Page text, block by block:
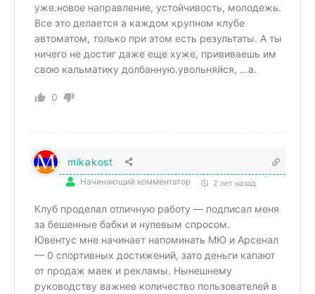
уже.новое направление, устойчивость, молодежь.
Все это делается а каждом крупном клубе
автоматом, только при этом есть результаты. А ты
ничего не достиг даже еще хуже, прививаешь им
свою кальматику долбанную.увольняйся, …а.
0
mikakost
Начинающий комментатор 2 лет назад
Клуб проделал отличную работу — подписал меня
за бешенные бабки и нулевым спросом.
Ювентус мне начинает напоминать МЮ и Арсенал
— 0 спортивных достижений, зато деньги капают
от продаж маек и рекламы. Нынешнему
руководству важнее количество пользователей в